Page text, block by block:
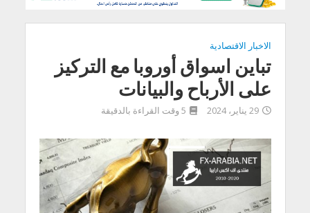
الاخبار الاقتصادية
تباين اسواق أوروبا مع التركيز
على الأرباح والبيانات
29 يناير، 2024 5 وقت القراءة بالدقيقة